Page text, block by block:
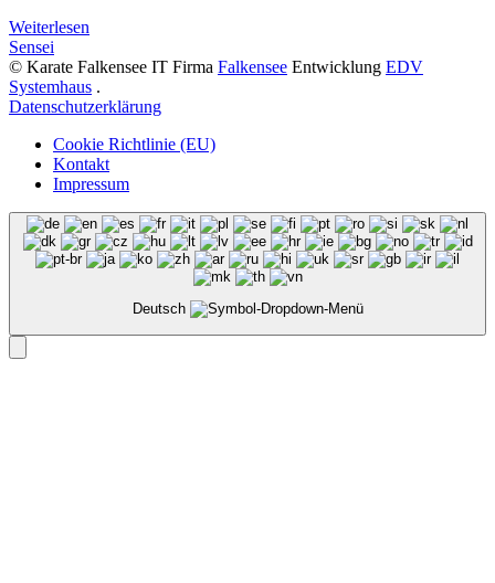
Weiterlesen
Sensei
© Karate Falkensee IT Firma Falkensee Entwicklung EDV
Systemhaus .
Datenschutzerklärung
Cookie Richtlinie (EU)
Kontakt
Impressum
Deutsch